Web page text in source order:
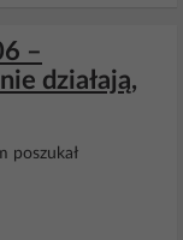
–
działają,
poszukał